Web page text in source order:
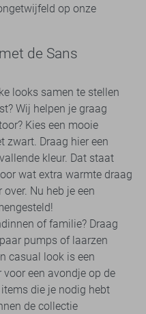
op onze
de Sans
looks samen te stellen
Wij helpen je graag
Kies een mooie
zwart. Draag hier een
kleur. Dat staat
wat extra warmte draag
Nu heb je een
of familie? Draag
pumps of laarzen
casual look is een
een avondje op de
die je nodig hebt
de collectie